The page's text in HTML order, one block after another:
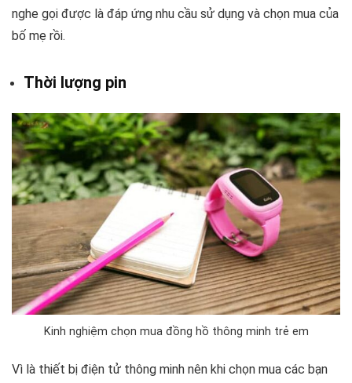
nghe gọi được là đáp ứng nhu cầu sử dụng và chọn mua của
bố mẹ rồi.
Thời lượng pin
Kinh nghiệm chọn mua đồng hồ thông minh trẻ em
Vì là thiết bị điện tử thông minh nên khi chọn mua các bạn